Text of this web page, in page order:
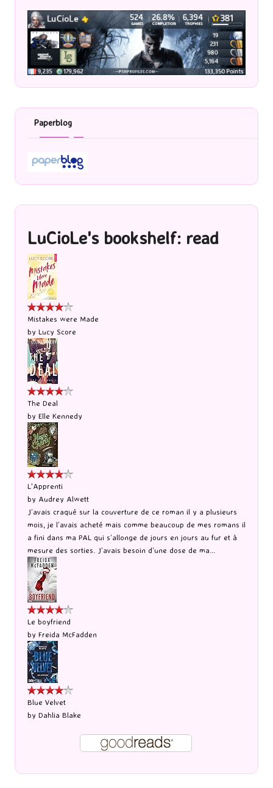
Paperblog
LuCioLe's bookshelf: read
Mistakes were Made
by Lucy Score
The Deal
by Elle Kennedy
L'Apprenti
by Audrey Alwett
J’avais craqué sur la couverture de ce roman il y a plusieurs
mois, je l’avais acheté mais comme beaucoup de mes romans il
a fini dans ma PAL qui s’allonge de jours en jours au fur et à
mesure des sorties. J’avais besoin d’une dose de ma...
Le boyfriend
by Freida McFadden
Blue Velvet
by Dahlia Blake